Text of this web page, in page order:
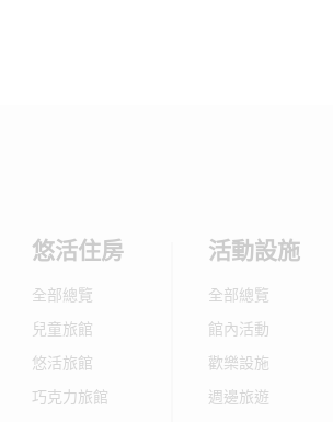
悠活住房
全部總覽
兒童旅館
悠活旅館
巧克力旅館
活動設施
全部總覽
館內活動
歡樂設施
週邊旅遊